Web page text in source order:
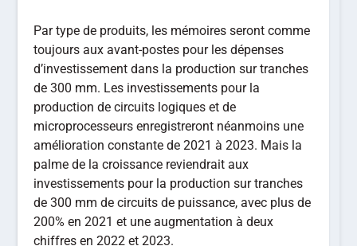
Par type de produits, les mémoires seront comme
toujours aux avant-postes pour les dépenses
d’investissement dans la production sur tranches
de 300 mm. Les investissements pour la
production de circuits logiques et de
microprocesseurs enregistreront néanmoins une
amélioration constante de 2021 à 2023. Mais la
palme de la croissance reviendrait aux
investissements pour la production sur tranches
de 300 mm de circuits de puissance, avec plus de
200% en 2021 et une augmentation à deux
chiffres en 2022 et 2023.